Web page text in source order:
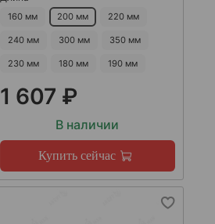
160 мм 200 мм 220 мм
240 мм 300 мм 350 мм
230 мм 180 мм 190 мм
1 607 ₽
В наличии
Купить сейчас